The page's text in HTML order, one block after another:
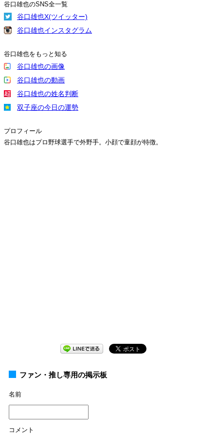
谷口雄也のSNS全一覧
谷口雄也X(ツイッター)
谷口雄也インスタグラム
谷口雄也をもっと知る
谷口雄也の画像
谷口雄也の動画
谷口雄也の姓名判断
双子座の今日の運勢
プロフィール
谷口雄也はプロ野球選手で外野手。小顔で童顔が特徴。
ファン・推し専用の掲示板
名前
コメント